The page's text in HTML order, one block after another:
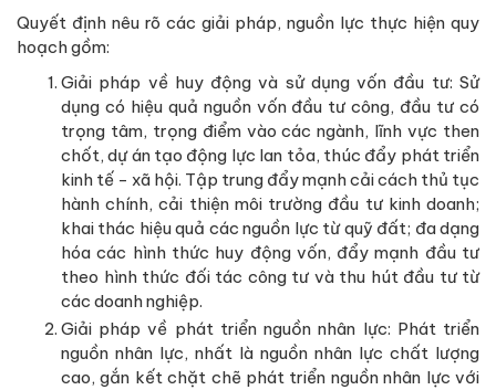
Quyết định nêu rõ các giải pháp, nguồn lực thực hiện quy
hoạch gồm:
Giải pháp về huy động và sử dụng vốn đầu tư: Sử
dụng có hiệu quả nguồn vốn đầu tư công, đầu tư có
trọng tâm, trọng điểm vào các ngành, lĩnh vực then
chốt, dự án tạo động lực lan tỏa, thúc đẩy phát triển
kinh tế - xã hội. Tập trung đẩy mạnh cải cách thủ tục
hành chính, cải thiện môi trường đầu tư kinh doanh;
khai thác hiệu quả các nguồn lực từ quỹ đất; đa dạng
hóa các hình thức huy động vốn, đẩy mạnh đầu tư
theo hình thức đối tác công tư và thu hút đầu tư từ
các doanh nghiệp.
Giải pháp về phát triển nguồn nhân lực: Phát triển
nguồn nhân lực, nhất là nguồn nhân lực chất lượng
cao, gắn kết chặt chẽ phát triển nguồn nhân lực với